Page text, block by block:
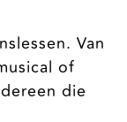
Van
of
die